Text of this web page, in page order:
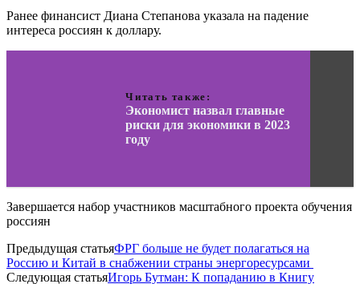
Ранее финансист Диана Степанова указала на падение
интереса россиян к доллару.
Читать также:
Экономист назвал главные
риски для экономики в 2023
году
Завершается набор участников масштабного проекта обучения
россиян
Предыдущая статьяФРГ больше не будет полагаться на
Россию и Китай в снабжении страны энергоресурсами
Следующая статьяИгорь Бутман: К попаданию в Книгу